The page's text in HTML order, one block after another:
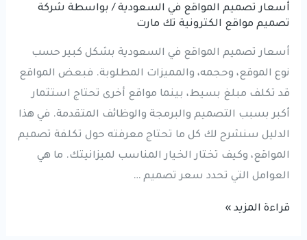
أسعار تصميم المواقع في السعودية / بواسطة شركة
تصميم مواقع الكترونية تك مارت
أسعار تصميم المواقع في السعودية بشكل كبير حسب
نوع الموقع، وحجمه، والمميزات المطلوبة. فبعض المواقع
قد تكلف مبلغ بسيط، بينما مواقع أخرى تحتاج استثمار
أكبر بسبب التصميم والبرمجة والوظائف المتقدمة. في هذا
الدليل سنشرح لك كل ما تحتاج معرفته حول تكلفة تصميم
المواقع، وكيف تختار الخيار المناسب لميزانيتك. ما هي
العوامل التي تحدد سعر تصميم …
أسعار
قراءة المزيد »